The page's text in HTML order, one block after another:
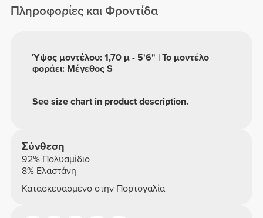
Πληροφορίες και Φροντίδα
See size chart in product description.
Ύψος μοντέλου: 1,70 μ - 5'6" | Το μοντέλο
φοράει: Μέγεθος S
Σύνθεση
92% Πολυαμίδιο
8% Ελαστάνη
Κατασκευασμένο στην Πορτογαλία